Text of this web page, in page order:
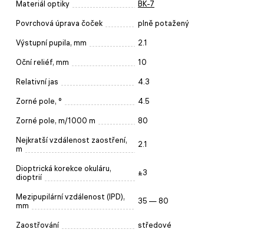
Materiál optiky BK-7
Povrchová úprava čoček plně potažený
Výstupní pupila, mm 2.1
Oční reliéf, mm 10
Relativní jas 4.3
Zorné pole, ° 4.5
Zorné pole, m/1000 m 80
Nejkratší vzdálenost zaostření,
m
2.1
Dioptrická korekce okuláru,
dioptrií
±3
Mezipupilární vzdálenost (IPD),
mm
35 — 80
Zaostřování středové